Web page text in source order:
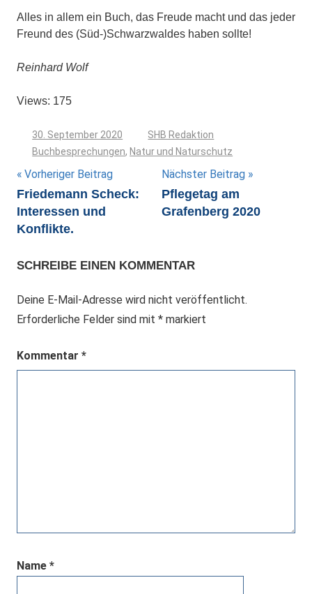
Alles in allem ein Buch, das Freude macht und das jeder
Freund des (Süd-)Schwarzwaldes haben sollte!
Reinhard Wolf
Views: 175
30. September 2020
SHB Redaktion
Buchbesprechungen, Natur und Naturschutz
Beitragsnavigation
Vorheriger Beitrag
Friedemann Scheck:
Interessen und
Konflikte.
Nächster Beitrag
Pflegetag am
Grafenberg 2020
SCHREIBE EINEN KOMMENTAR
Deine E-Mail-Adresse wird nicht veröffentlicht.
Erforderliche Felder sind mit * markiert
Kommentar *
Name *